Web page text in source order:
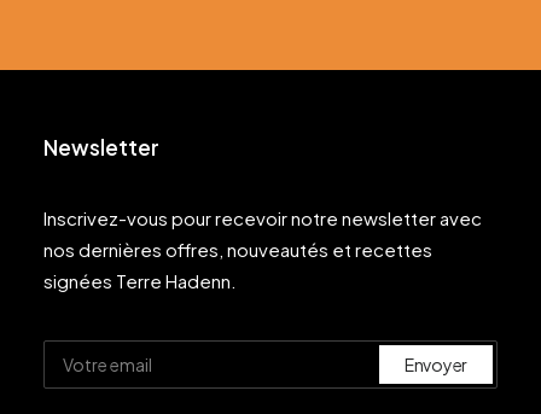
Newsletter
Inscrivez-vous pour recevoir notre newsletter avec
nos dernières offres, nouveautés et recettes
signées Terre Hadenn.